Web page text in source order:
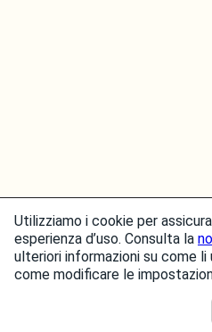
Utilizziamo i cookie per
esperienza d’uso. Consulta la
ulteriori informazioni su come
come modificare le